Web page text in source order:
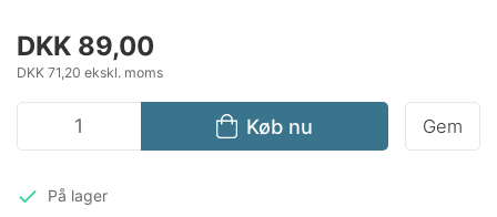
DKK 89,00
DKK 71,20 ekskl. moms
Køb nu Gem
På lager